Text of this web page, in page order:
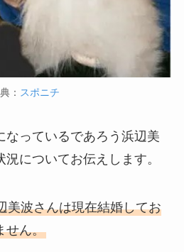
： スポニチ
なっているであろう浜辺美
についてお伝えします。
美波さんは現在結婚してお
せん。